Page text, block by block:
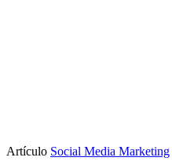
Artículo Social Media Marketing